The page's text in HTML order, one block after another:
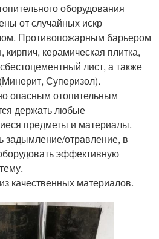
оборудования
от случайных искр
Противопожарным барьером
кирпич, керамическая плитка,
лист, а также
Суперизол).
опасным отопительным
держать любые
предметы и материалы.
задымление/отравление, в
эффективную
качественных материалов.